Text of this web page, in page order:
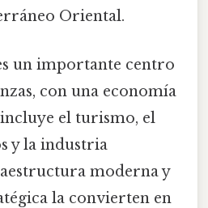
Oriental.
un importante centro
con una economía
el turismo, el
y la industria
moderna y
la convierten en